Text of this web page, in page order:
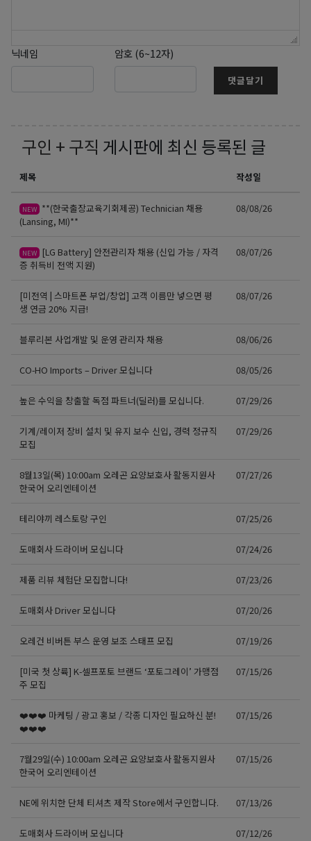
닉네임 암호 (6~12자)
댓글달기
구인 + 구직 게시판에 최신 등록된 글
제목 작성일
NEW **(한국출장교육기회제공) Technician 채용
(Lansing, MI)**
08/08/26
NEW
[LG Battery] 안전관리자 채용 (신입 가능 / 자격
증 취득비 전액 지원)
08/07/26
[미전역 | 스마트폰 부업/창업] 고객 이름만 넣으면 평
생 연금 20% 지급!
08/07/26
블루리본 사업개발 및 운영 관리자 채용 08/06/26
CO-HO Imports – Driver 모십니다 08/05/26
높은 수익을 창출할 독점 파트너(딜러)를 모십니다. 07/29/26
기계/레이저 장비 설치 및 유지 보수 신입, 경력 정규직
모집
07/29/26
8월13일(목) 10:00am 오레곤 요양보호사 활동지원사
한국어 오리엔테이션
07/27/26
테리야끼 레스토랑 구인 07/25/26
도매회사 드라이버 모십니다 07/24/26
제품 리뷰 체험단 모집합니다! 07/23/26
도매회사 Driver 모십니다 07/20/26
오레건 비버튼 부스 운영 보조 스태프 모집 07/19/26
[미국 첫 상륙] K-셀프포토 브랜드 ‘포토그레이’ 가맹점
주 모집
07/15/26
❤️❤️❤️ 마케팅 / 광고 홍보 / 각종 디자인 필요하신 분!
❤️❤️❤️
07/15/26
7월29일(수) 10:00am 오레곤 요양보호사 활동지원사
한국어 오리엔테이션
07/15/26
NE에 위치한 단체 티셔츠 제작 Store에서 구인합니다. 07/13/26
도매회사 드라이버 모십니다 07/12/26